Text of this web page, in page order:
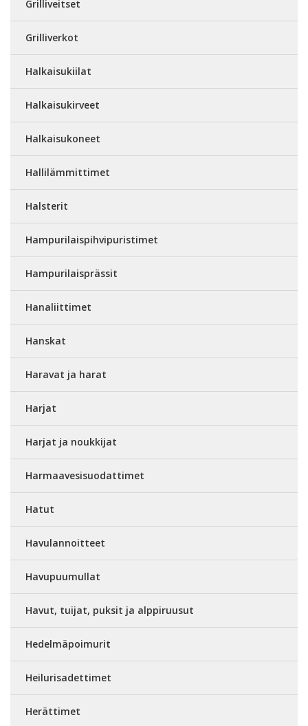
Grilliveitset
Grilliverkot
Halkaisukiilat
Halkaisukirveet
Halkaisukoneet
Hallilämmittimet
Halsterit
Hampurilaispihvipuristimet
Hampurilaisprässit
Hanaliittimet
Hanskat
Haravat ja harat
Harjat
Harjat ja noukkijat
Harmaavesisuodattimet
Hatut
Havulannoitteet
Havupuumullat
Havut, tuijat, puksit ja alppiruusut
Hedelmäpoimurit
Heilurisadettimet
Herättimet